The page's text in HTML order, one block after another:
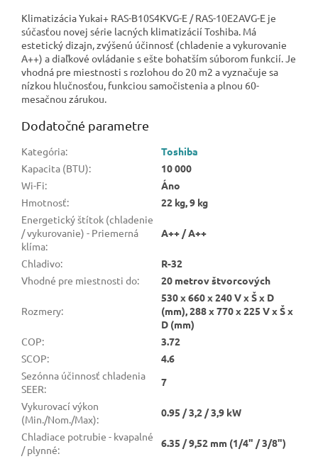
Klimatizácia Yukai+ RAS-B10S4KVG-E / RAS-10E2AVG-E je
súčasťou novej série lacných klimatizácií Toshiba. Má
estetický dizajn, zvýšenú účinnosť (chladenie a vykurovanie
A++) a diaľkové ovládanie s ešte bohatším súborom funkcií. Je
vhodná pre miestnosti s rozlohou do 20 m2 a vyznačuje sa
nízkou hlučnosťou, funkciou samočistenia a plnou 60-
mesačnou zárukou.
Dodatočné parametre
Kategória:
Toshiba
Kapacita (BTU):
10 000
Wi-Fi:
Áno
Hmotnosť:
22 kg, 9 kg
Energetický štítok (chladenie
/ vykurovanie) - Priemerná
klíma:
A++ / A++
Chladivo:
R-32
Vhodné pre miestnosti do: 20 metrov štvorcových
Rozmery:
530 x 660 x 240 V x Š x D
(mm), 288 x 770 x 225 V x Š x
D (mm)
COP:
3.72
SCOP:
4.6
Sezónna účinnosť chladenia
SEER:
7
Vykurovací výkon
(Min./Nom./Max):
0.95 / 3,2 / 3,9 kW
Chladiace potrubie - kvapalné
/ plynné:
6.35 / 9,52 mm (1/4" / 3/8")